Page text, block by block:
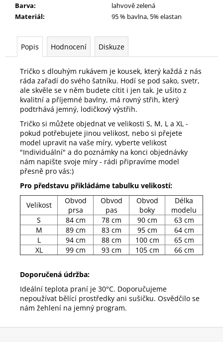
Barva:
lahvově zelená
Materiál: 95 % bavlna, 5% elastan
Popis Hodnocení Diskuze
Tričko s dlouhým rukávem je kousek, který každá z nás
ráda zařadí do svého šatníku. Hodí se pod sako, svetr,
ale skvěle se v něm budete cítit i jen tak. Je ušito z
kvalitní a příjemné bavlny, má rovný střih, který
podtrhává jemný, lodičkový výstřih.
Tričko si můžete objednat ve velikosti S, M, L a XL -
pokud potřebujete jinou velikost, nebo si přejete
model upravit na vaše míry, vyberte velikost
"Individuální" a do poznámky na konci objednávky
nám napište svoje míry - rádi připravíme model
přesně pro vás:)
Pro představu přikládáme tabulku velikostí:
Velikost
Obvod
prsa
Obvod
pas
Obvod
boky
Délka
modelu
S
84 cm 78 cm 90 cm
63 cm
M
89 cm 83 cm 95 cm
64 cm
L
94 cm 88 cm 100 cm
65 cm
XL
99 cm 93 cm 105 cm 66 cm
Doporučená údržba:
Ideální teplota praní je 30°C. Doporučujeme
nepoužívat bělící prostředky ani sušičku. Osvědčilo se
nám žehlení na jemný program.
Z